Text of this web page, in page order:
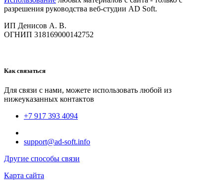
разрешения руководства веб-студии AD Soft.
ИП Денисов А. В.
ОГНИП 318169000142752
Как связаться
Для связи с нами, можете использовать любой из
нижеуказанных контактов
+7 917 393 4094
support@ad-soft.info
Другие способы связи
Карта сайта